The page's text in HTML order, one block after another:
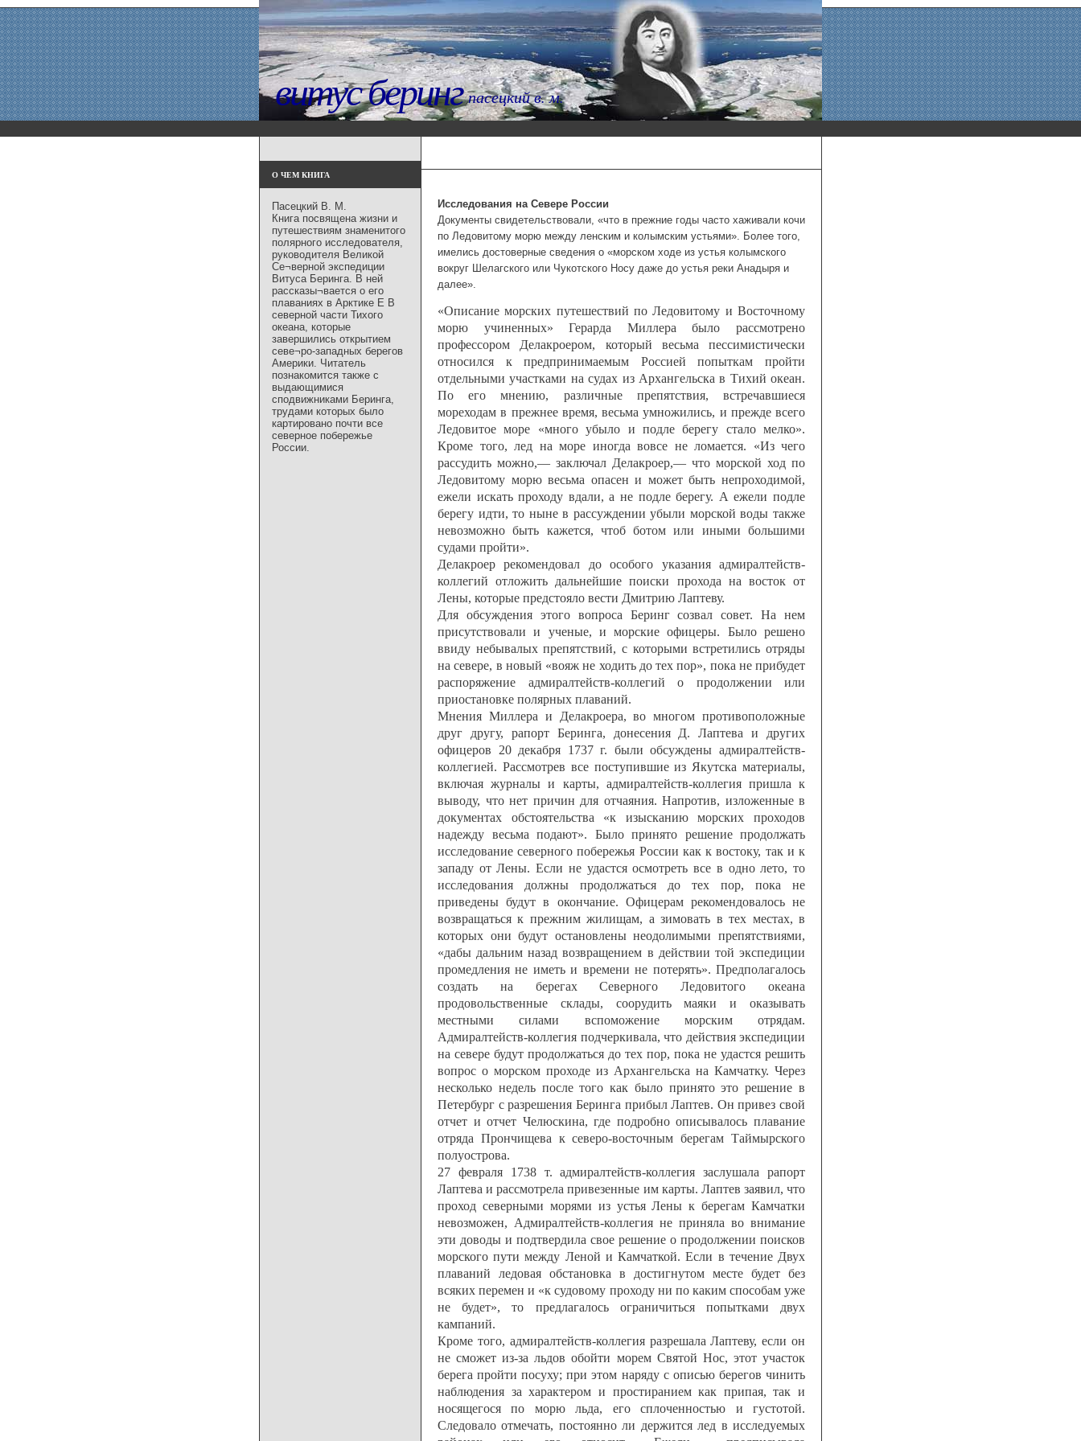
витус беринг пасецкий в. м.
Исследования на Севере России
Документы свидетельствовали, «что в прежние годы часто хаживали кочи
по Ледовитому морю между ленским и колымским устьями». Более того,
имелись достоверные сведения о «морском ходе из устья колымского
вокруг Шелагского или Чукотского Носу даже до устья реки Анадыря и
далее».
«Описание морских путешествий по Ледовитому и Восточному
морю учиненных» Герарда Миллера было рассмотрено
профессором Делакроером, который весьма пессимистически
относился к предпринимаемым Россией попыткам пройти
отдельными участками на судах из Архангельска в Тихий океан.
По его мнению, различные препятствия, встречавшиеся
мореходам в прежнее время, весьма умножились, и прежде всего
Ледовитое море «много убыло и подле берегу стало мелко».
Кроме того, лед на море иногда вовсе не ломается. «Из чего
рассудить можно,— заключал Делакроер,— что морской ход по
Ледовитому морю весьма опасен и может быть непроходимой,
ежели искать проходу вдали, а не подле берегу. А ежели подле
берегу идти, то ныне в рассуждении убыли морской воды также
невозможно быть кажется, чтоб ботом или иными большими
судами пройти».
Делакроер рекомендовал до особого указания адмиралтейств-
коллегий отложить дальнейшие поиски прохода на восток от
Лены, которые предстояло вести Дмитрию Лаптеву.
Для обсуждения этого вопроса Беринг созвал совет. На нем
присутствовали и ученые, и морские офицеры. Было решено
ввиду небывалых препятствий, с которыми встретились отряды
на севере, в новый «вояж не ходить до тех пор», пока не прибудет
распоряжение адмиралтейств-коллегий о продолжении или
приостановке полярных плаваний.
Мнения Миллера и Делакроера, во многом противоположные
друг другу, рапорт Беринга, донесения Д. Лаптева и других
офицеров 20 декабря 1737 г. были обсуждены адмиралтейств-
коллегией. Рассмотрев все поступившие из Якутска материалы,
включая журналы и карты, адмиралтейств-коллегия пришла к
выводу, что нет причин для отчаяния. Напротив, изложенные в
документах обстоятельства «к изысканию морских проходов
надежду весьма подают». Было принято решение продолжать
исследование северного побережья России как к востоку, так и к
западу от Лены. Если не удастся осмотреть все в одно лето, то
исследования должны продолжаться до тех пор, пока не
приведены будут в окончание. Офицерам рекомендовалось не
возвращаться к прежним жилищам, а зимовать в тех местах, в
которых они будут остановлены неодолимыми препятствиями,
«дабы дальним назад возвращением в действии той экспедиции
промедления не иметь и времени не потерять». Предполагалось
создать на берегах Северного Ледовитого океана
продовольственные склады, соорудить маяки и оказывать
местными силами вспоможение морским отрядам.
Адмиралтейств-коллегия подчеркивала, что действия экспедиции
на севере будут продолжаться до тех пор, пока не удастся решить
вопрос о морском проходе из Архангельска на Камчатку. Через
несколько недель после того как было принято это решение в
Петербург с разрешения Беринга прибыл Лаптев. Он привез свой
отчет и отчет Челюскина, где подробно описывалось плавание
отряда Прончищева к северо-восточным берегам Таймырского
полуострова.
27 февраля 1738 т. адмиралтейств-коллегия заслушала рапорт
Лаптева и рассмотрела привезенные им карты. Лаптев заявил, что
проход северными морями из устья Лены к берегам Камчатки
невозможен, Адмиралтейств-коллегия не приняла во внимание
эти доводы и подтвердила свое решение о продолжении поисков
морского пути между Леной и Камчаткой. Если в течение Двух
плаваний ледовая обстановка в достигнутом месте будет без
всяких перемен и «к судовому проходу ни по каким способам уже
не будет», то предлагалось ограничиться попытками двух
кампаний.
Кроме того, адмиралтейств-коллегия разрешала Лаптеву, если он
не сможет из-за льдов обойти морем Святой Нос, этот участок
берега пройти посуху; при этом наряду с описью берегов чинить
наблюдения за характером и простиранием как припая, так и
носящегося по морю льда, его сплоченностью и густотой.
Следовало отмечать, постоянно ли держится лед в исследуемых
О ЧЕМ КНИГА
Пасецкий В. М.
Книга посвящена жизни и
путешествиям знаменитого
полярного исследователя,
руководителя Великой
Се¬верной экспедиции
Витуса Беринга. В ней
рассказы¬вается о его
плаваниях в Арктике Е В
северной части Тихого
океана, которые
завершились открытием
севе¬ро-западных берегов
Америки. Читатель
познакомится также с
выдающимися
сподвижниками Беринга,
трудами которых было
картировано почти все
северное побережье
России.